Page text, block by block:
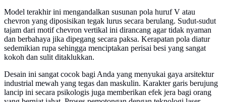
Model terakhir ini mengandalkan susunan pola huruf V atau
chevron yang diposisikan tegak lurus secara berulang. Sudut-sudut
tajam dari motif chevron vertikal ini dirancang agar tidak nyaman
dan berbahaya jika dipegang secara paksa. Kerapatan pola diatur
sedemikian rupa sehingga menciptakan perisai besi yang sangat
kokoh dan sulit ditaklukkan.
Desain ini sangat cocok bagi Anda yang menyukai gaya arsitektur
industrial mewah yang tegas dan maskulin. Karakter garis berujung
lancip ini secara psikologis juga memberikan efek jera bagi orang